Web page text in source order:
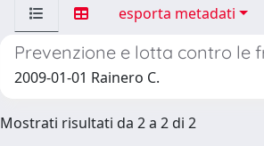
esporta metadati
Prevenzione e lotta contro le
2009-01-01 Rainero C.
Mostrati risultati da 2 a 2 di 2